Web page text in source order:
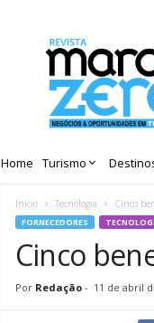
Home Turismo
Início Tecnologia Cinco
FORNECEDORES
Cinco
Por Redação- 11 de abril